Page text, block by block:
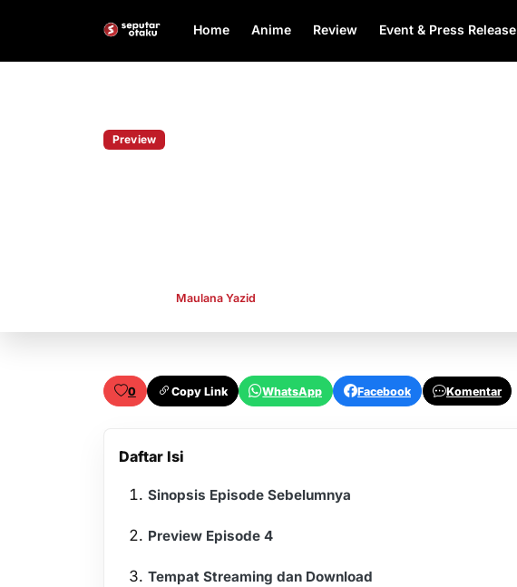
Home Anime Review Event & Press Release
Preview
Maulana Yazid
0 Copy Link WhatsApp Facebook Komentar
Daftar Isi
Sinopsis Episode Sebelumnya
Preview Episode 4
Tempat Streaming dan Download